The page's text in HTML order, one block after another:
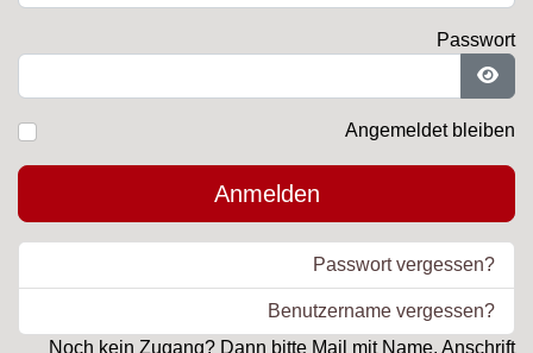
Passwort
Angemeldet bleiben
Anmelden
Passwort vergessen?
Benutzername vergessen?
Noch kein Zugang? Dann bitte Mail mit Name, Anschrift